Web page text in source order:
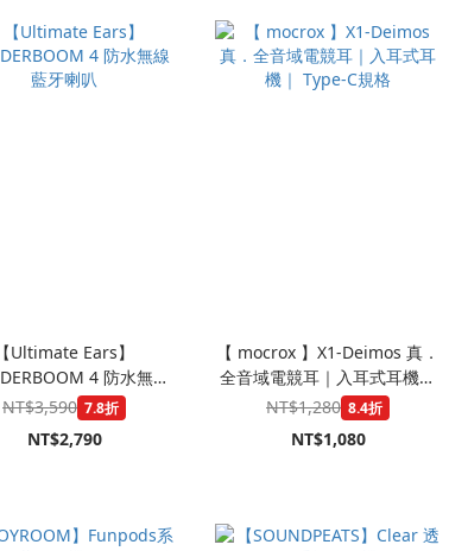
Ultimate Ears】
4 防水無線
藍牙喇叭
NT$3,590 7.8折
NT$2,790
【 mocrox 】X1-Deimos 真．
全音域電競耳｜入耳式耳機｜
Type-C規格
NT$1,280 8.4折
NT$1,080